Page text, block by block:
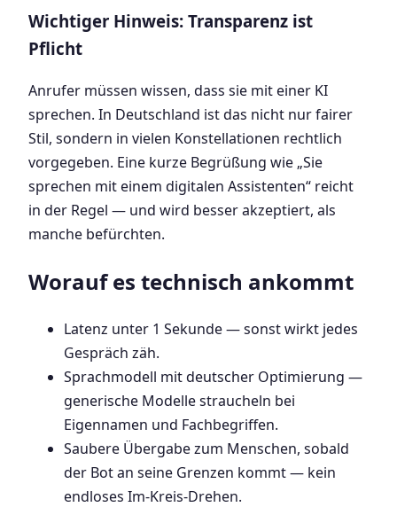
Wichtiger Hinweis: Transparenz ist
Pflicht
Anrufer müssen wissen, dass sie mit einer KI
sprechen. In Deutschland ist das nicht nur fairer
Stil, sondern in vielen Konstellationen rechtlich
vorgegeben. Eine kurze Begrüßung wie „Sie
sprechen mit einem digitalen Assistenten“ reicht
in der Regel — und wird besser akzeptiert, als
manche befürchten.
Worauf es technisch ankommt
Latenz unter 1 Sekunde — sonst wirkt jedes
Gespräch zäh.
Sprachmodell mit deutscher Optimierung —
generische Modelle straucheln bei
Eigennamen und Fachbegriffen.
Saubere Übergabe zum Menschen, sobald
der Bot an seine Grenzen kommt — kein
endloses Im-Kreis-Drehen.